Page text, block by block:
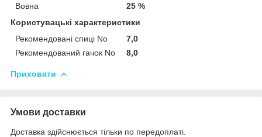
Вовна
25 %
Користувацькі характеристики
Рекомендовані спиці No
7,0
Рекомендований гачок No
8,0
Приховати
Умови доставки
Доставка здійснюється тільки по передоплаті.